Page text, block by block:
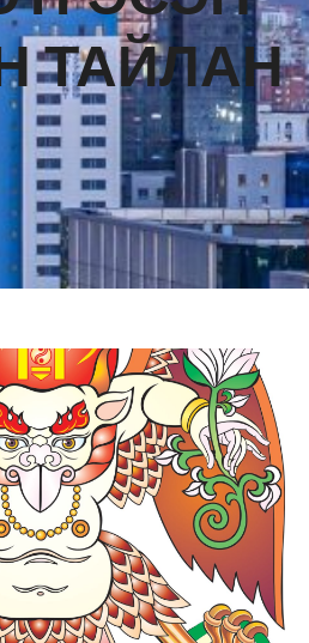
ТАЙЛАН